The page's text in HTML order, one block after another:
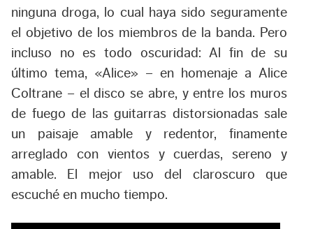
ninguna droga, lo cual haya sido seguramente
el objetivo de los miembros de la banda. Pero
incluso no es todo oscuridad: Al fin de su
último tema, «Alice» – en homenaje a Alice
Coltrane – el disco se abre, y entre los muros
de fuego de las guitarras distorsionadas sale
un paisaje amable y redentor, finamente
arreglado con vientos y cuerdas, sereno y
amable. El mejor uso del claroscuro que
escuché en mucho tiempo.